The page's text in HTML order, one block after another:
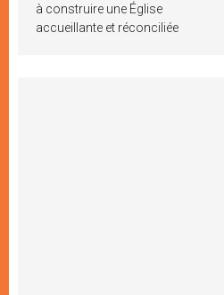
à construire une Église
accueillante et réconciliée